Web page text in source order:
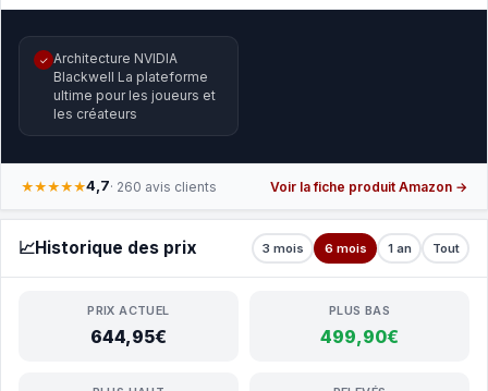
✓ Architecture NVIDIA
Blackwell La plateforme
ultime pour les joueurs et
les créateurs
★★★★★4,7· 260 avis clients Voir la fiche produit Amazon →
📈Historique des prix 3 mois 6 mois 1 an Tout
PRIX ACTUEL
644,95€
PLUS BAS
499,90€